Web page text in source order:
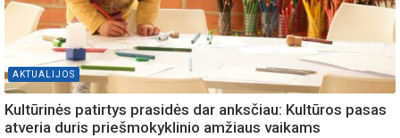
AKTUALIJOS
Kultūrinės patirtys prasidės dar anksčiau: Kultūros pasas
atveria duris priešmokyklinio amžiaus vaikams